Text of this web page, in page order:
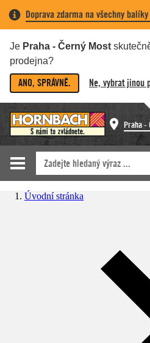
Doprava zdarma na všechny
Je Praha - Černý Most
prodejna?
ANO, SPRÁVNĚ. Ne, vybrat jinou
Praha -
Úvodní stránka